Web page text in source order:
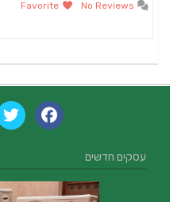
עסקים חדשים